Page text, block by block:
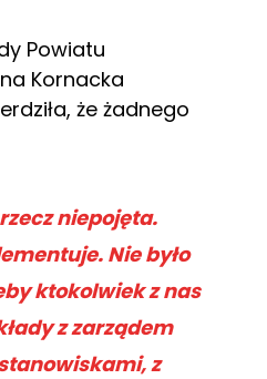
Powiatu
Kornacka
że żadnego
niepojęta.
Nie było
ktokolwiek z nas
z zarządem
z